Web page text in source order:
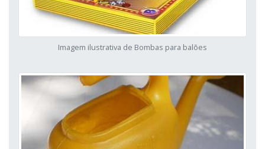
Imagem ilustrativa de Bombas para balões